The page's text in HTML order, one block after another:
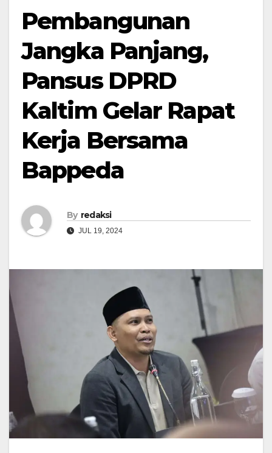
Pembangunan
Jangka Panjang,
Pansus DPRD
Kaltim Gelar Rapat
Kerja Bersama
Bappeda
By redaksi
JUL 19, 2024